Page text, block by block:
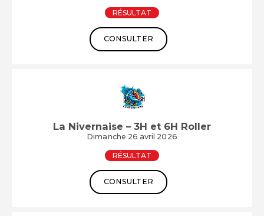
RÉSULTAT
CONSULTER
La Nivernaise – 3H et 6H Roller
Dimanche 26 avril 2026
RÉSULTAT
CONSULTER